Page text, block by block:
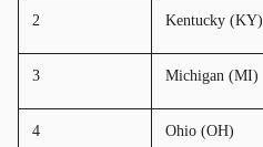
2 Kentucky (KY)
3 Michigan (MI)
4 Ohio (OH)